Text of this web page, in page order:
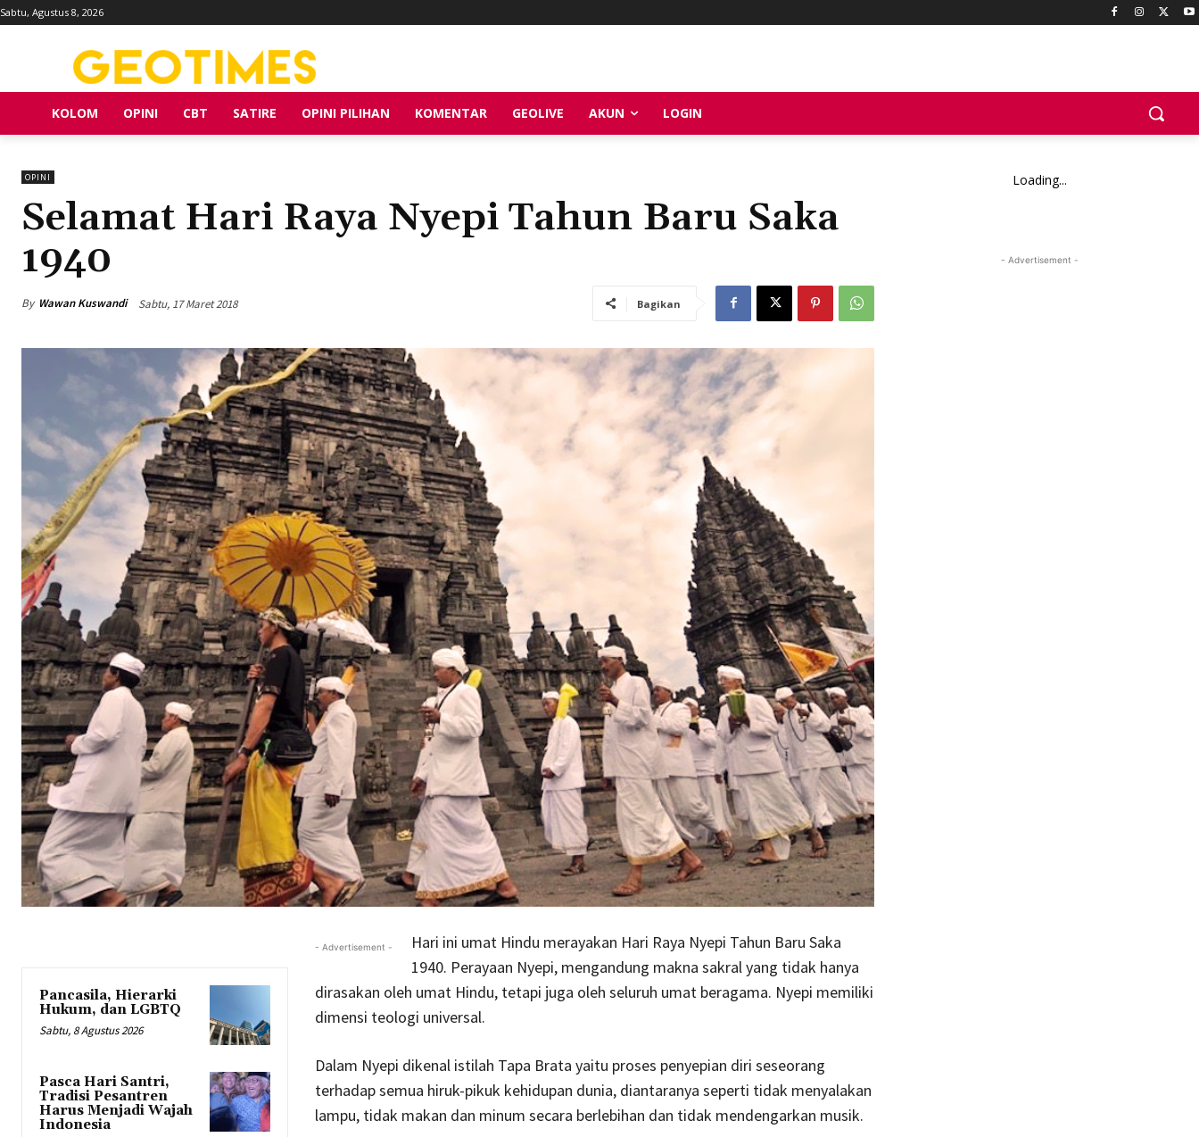
Sabtu, Agustus 8, 2026
KOLOM OPINI CBT SATIRE OPINI PILIHAN KOMENTAR GEOLIVE AKUN LOGIN
OPINI
Selamat Hari Raya Nyepi Tahun Baru Saka
1940
By Wawan Kuswandi Sabtu, 17 Maret 2018 Bagikan
Pancasila, Hierarki
Hukum, dan LGBTQ
Sabtu, 8 Agustus 2026
Pasca Hari Santri,
Tradisi Pesantren
Harus Menjadi Wajah
Indonesia
- Advertisement -
Hari ini umat Hindu merayakan Hari Raya Nyepi Tahun Baru Saka
1940. Perayaan Nyepi, mengandung makna sakral yang tidak hanya
dirasakan oleh umat Hindu, tetapi juga oleh seluruh umat beragama. Nyepi memiliki
dimensi teologi universal.
Dalam Nyepi dikenal istilah Tapa Brata yaitu proses penyepian diri seseorang
terhadap semua hiruk-pikuk kehidupan dunia, diantaranya seperti tidak menyalakan
lampu, tidak makan dan minum secara berlebihan dan tidak mendengarkan musik.
Loading...
- Advertisement -